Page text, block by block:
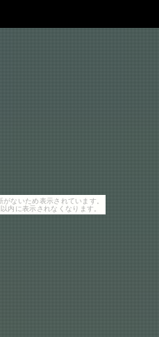
ないため表示されています。
内に表示されなくなります。